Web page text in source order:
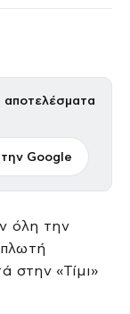
Google
όλη την
στην «Τίμι»